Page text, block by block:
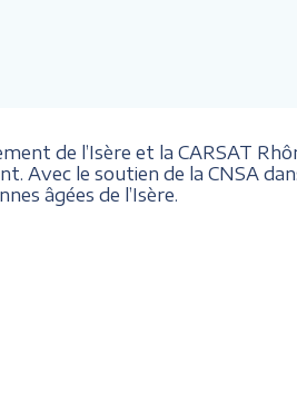
de l’Isère et la CARSAT
Avec le soutien de la CNSA
âgées de l’Isère.